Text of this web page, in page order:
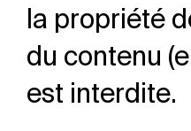
la propriété
du contenu
est interdite.